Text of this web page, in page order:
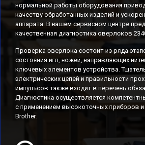
нормальной работы оборудования
качеству обработанных изделий и
аппарата. В нашем сервисном центре
качественная диагностика оверлоков
Проверка оверлока состоит из ряда
состояния игл, ножей, направляющих
ключевых элементов устройства.
электрических цепей и правильности
импульсов также входит в перечень
Диагностика осуществляется
с применением высокоточных приборов и
Brother.